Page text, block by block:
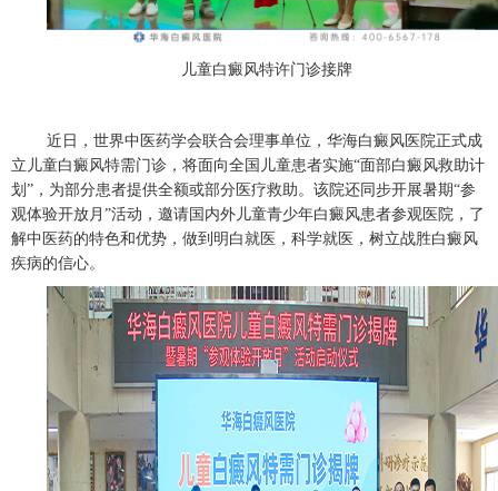
儿童白癜风特许门诊接牌
近日，世界中医药学会联合会理事单位，华海白癜风医院正式成
立儿童白癜风特需门诊，将面向全国儿童患者实施“面部白癜风救助计
划”，为部分患者提供全额或部分医疗救助。该院还同步开展暑期“参
观体验开放月”活动，邀请国内外儿童青少年白癜风患者参观医院，了
解中医药的特色和优势，做到明白就医，科学就医，树立战胜白癜风
疾病的信心。